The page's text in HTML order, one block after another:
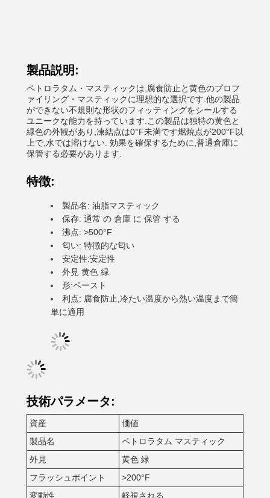
製品説明:
ペトロラタム・マスティックは,腐食防止と黄色のプロフ
ァイリング・マスティックに理想的な選択です.他の製品
ができない不規則な形状のフィッティングをシールする
ユニークな能力を持っています.この製品は独特の黄色と
緑色の外観があり,凍結点は0°F未満です燃焼点が200°F以
上で,水では溶けない. 効果を確保するために,普通倉庫に
保管する必要があります.
特徴:
製品名: 油脂マスティック
保存: 通常 の 倉庫 に 保管 する
沸点: >500°F
匂い: 特徴的な匂い
安定性:安定性
外見 黄色 緑
形:ペースト
利点: 腐食防止,冷たい温度から熱い温度まで簡
単に適用
技術パラメータ:
資産
価値
製品名
ペトロラタム マスティック
外見
黄色 緑
フラッシュポイント
>200°F
変動性
軽視される